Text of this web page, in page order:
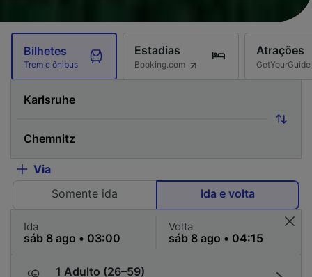
Bilhetes
Trem e ônibus
Estadias
Booking.com
Atrações
GetYourGuide
Via
Somente ida
Ida e volta
Ida Volta
1 Adulto (26–59)